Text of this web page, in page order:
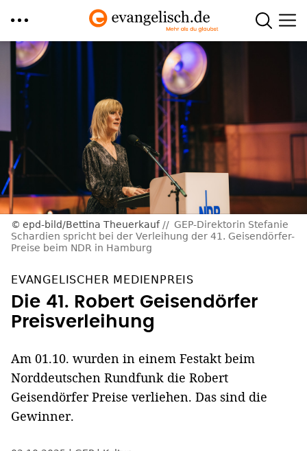
Direkt
zum
Inhalt
epd-bild/Bettina Theuerkauf
GEP-Direktorin Stefanie
Schardien spricht bei der Verleihung der 41. Geisendörfer-
Preise beim NDR in Hamburg
EVANGELISCHER MEDIENPREIS
Die 41. Robert Geisendörfer
Preisverleihung
Am 01.10. wurden in einem Festakt beim
Norddeutschen Rundfunk die Robert
Geisendörfer Preise verliehen. Das sind die
Gewinner.